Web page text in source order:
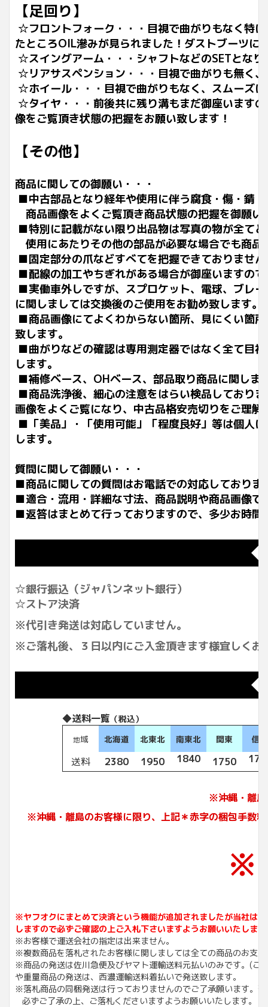
【足回り】
☆フロントフォーク・・・目視で曲がりもなく特
たところOIL滲みが見られました！ダストブーツ
☆スイングアーム・・・シャフトなどのSETとな
☆リアサスペンション・・・目視で曲がりも無く
☆ホイール・・・目視で曲がりもなく、スムーズ
☆タイヤ・・・前後共に残り溝もまだ御座います
像をご覧頂き状態の把握をお願い致します！
【その他】
商品に関しての御願い・・・
■中古部品となり経年や使用に伴う腐食・傷・錆
商品画像をよくご覧頂き商品状態の把握を御願い
■特別に記載がない限り出品物は写真の物が全て
使用にあたりその他の部品が必要な場合でも商
■固定部分の爪などすべてを把握できておりませ
■配線の加工やちぎれがある場合が御座いますの
■実働車外しですが、スプロケット、電球、ブレ
に関しましては交換後のご使用をお勧め致します。
■商品画像にてよくわからない箇所、見にくい箇
致します。
■曲がりなどの確認は専用測定器ではなく全て目
します。
■補修ベース、OHベース、部品取り商品に関しま
■商品洗浄後、細心の注意をはらい検品しており
画像をよくご覧になり、中古品格安売切りをご理
■「美品」・「使用可能」「程度良好」等は個人
します。
質問に関して御願い・・・
■商品に関しての質問はお電話での対応しており
■適合・流用・詳細な寸法、商品説明や商品画像
■返答はまとめて行っておりますので、多少お時間
☆銀行振込（ジャパンネット銀行）
☆ストア決済
※代引き発送は対応していません。
※ご落札後、３日以内にご入金頂きます様宜しくお
◆送料一覧 （税込）
地域 北海道 北東北 南東北 関東 信越
送料 2380 1950 1840 1750
※沖縄・離島
※沖縄・離島のお客様に限り、上記＊赤字の梱包手数
※
※ヤフオクにまとめて決済という機能が追加されましたが当社は
しますので必ずご確認の上ご入札下さいますようお願いいたしま
※お客様で運送会社の指定は出来ません。
※複数商品を落札されたお客様に関しましては全ての商品のお支
※商品の発送は佐川急便及びヤマト運輸送料元払いのみです。(こ
や重量商品の発送は、西濃運輸送料着払いで発送致します。
※落札商品の同梱発送は行っておりませんのでご了承願います。
必ずご了承の上、ご落札くださいますようお願いいたします。